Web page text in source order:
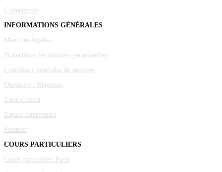
Collectivités
INFORMATIONS GÉNÉRALES
Mentions légales
Protections des données personnelles
Conditions générales de services
Questions / Réponses
Espace client
Espace intervenant
Postuler
COURS PARTICULIERS
Cours particuliers Paris